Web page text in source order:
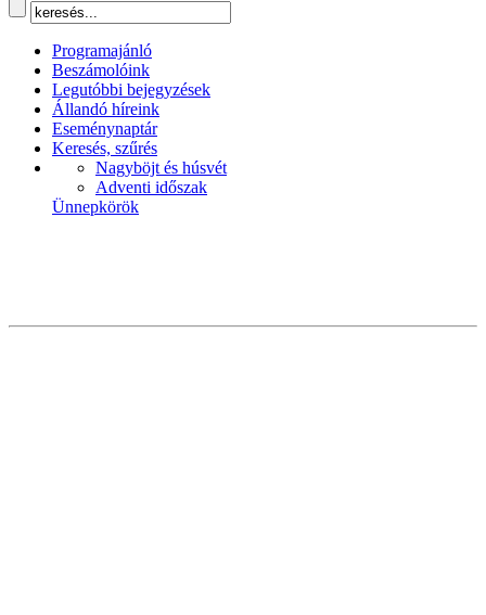
Programajánló
Beszámolóink
Legutóbbi bejegyzések
Állandó híreink
Eseménynaptár
Keresés, szűrés
Nagyböjt és húsvét
Adventi időszak
Ünnepkörök